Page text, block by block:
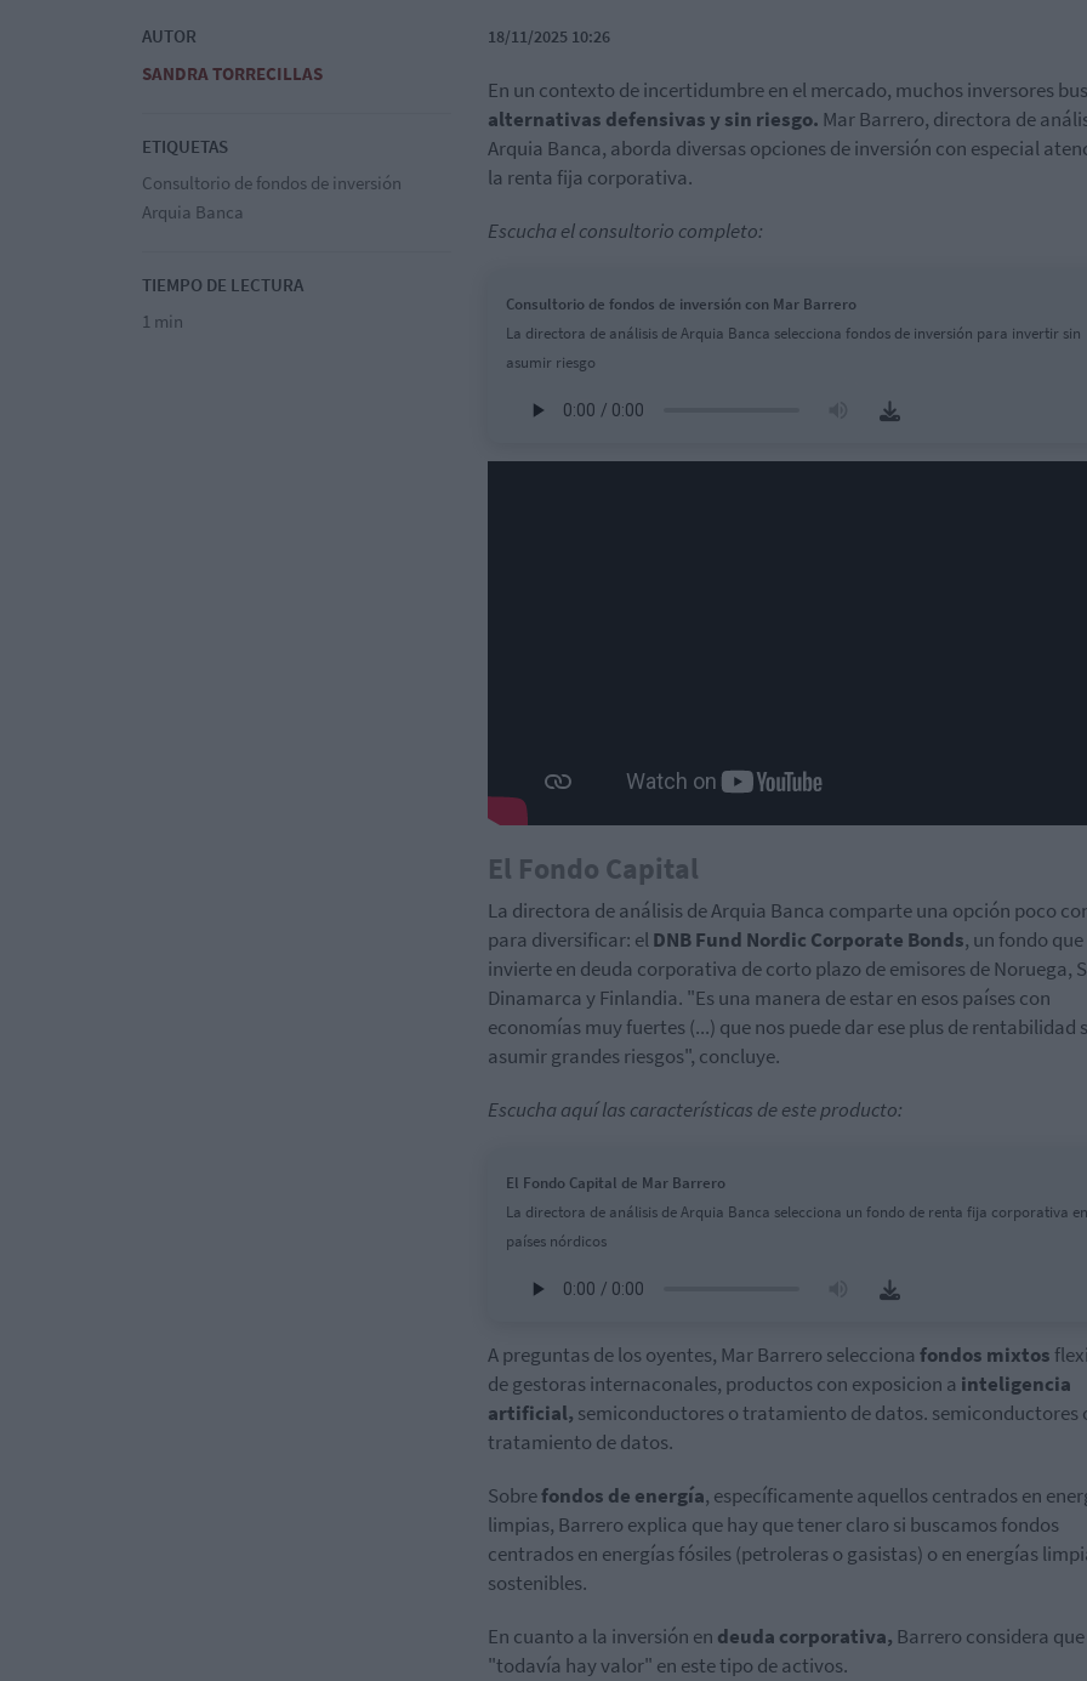
AUTOR
SANDRA TORRECILLAS
ETIQUETAS
Consultorio de fondos de inversión
Arquia Banca
TIEMPO DE LECTURA
1 min
18/11/2025 10:26
En un contexto de incertidumbre en el mercado, muchos inversores
alternativas defensivas y sin riesgo. Mar Barrero, directora de
Arquia Banca, aborda diversas opciones de inversión con especial
la renta fija corporativa.
Escucha el consultorio completo:
Consultorio de fondos de inversión con Mar Barrero
La directora de análisis de Arquia Banca selecciona fondos de inversión para invertir sin
asumir riesgo
El Fondo Capital
La directora de análisis de Arquia Banca comparte una opción poco
para diversificar: elDNB Fund Nordic Corporate Bonds, un fondo que
invierte en deuda corporativa de corto plazo de emisores de Noruega,
Dinamarca y Finlandia. "Es una manera de estar en esos países con
economías muy fuertes (...) que nos puede dar ese plus de rentabilidad
asumir grandes riesgos", concluye.
Escucha aquí las características de este producto:
El Fondo Capital de Mar Barrero
La directora de análisis de Arquia Banca selecciona un fondo de renta fija corporativa en
países nórdicos
A preguntas de los oyentes, Mar Barrero selecciona fondos mixtos
de gestoras internaconales, productos con exposicion a inteligencia
artificial, semiconductores o tratamiento de datos. semiconductores
tratamiento de datos.
Sobrefondos de energía, específicamente aquellos centrados en
limpias, Barrero explica que hay que tener claro si buscamos fondos
centrados en energías fósiles (petroleras o gasistas) o en energías
sostenibles.
En cuanto a la inversión en deuda corporativa, Barrero considera que
"todavía hay valor" en este tipo de activos.